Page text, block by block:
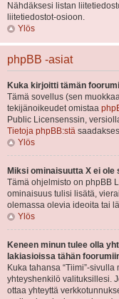
Nähdäksesi listan
liitetiedostot-osioon.
Ylös
phpBB -asiat
Kuka kirjoitti tämän
Tämä sovellus (sen
tekijänoikeudet omistaa
Public Licensenssin,
Tietoja phpBB:stä
Ylös
Miksi ominaisuutta X ei ole
Tämä ohjelmisto on phpBB
ominaisuus tulisi lisätä,
olemassa olevia ideoita tai
Ylös
Keneen minun tulee olla
lakiasioissa tähän
Kuka tahansa “Tiimi”-
yhteyshenkilö valituksillesi.
ottaa yhteyttä